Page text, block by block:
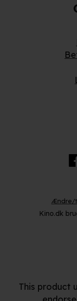
Ændre/
Kino.dk
This product